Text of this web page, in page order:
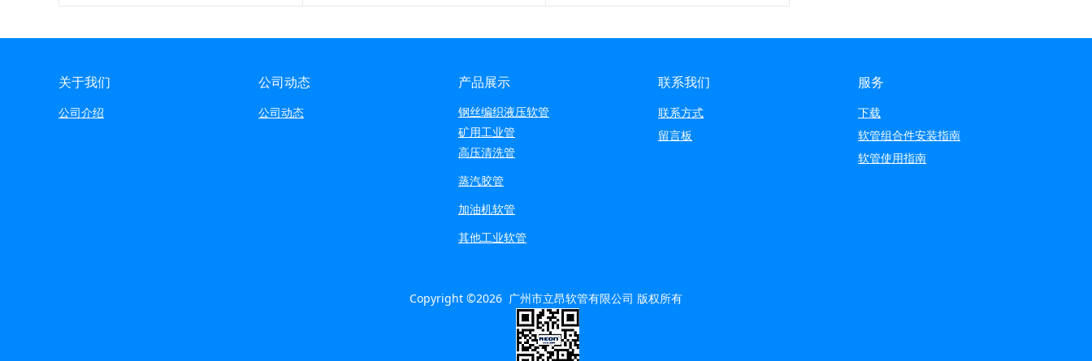
关于我们
公司介绍
公司动态
公司动态
产品展示
钢丝编织液压软管
矿用工业管
高压清洗管
蒸汽胶管
加油机软管
其他工业软管
联系我们
联系方式
留言板
服务
下载
软管组合件安装指南
软管使用指南
Copyright ©2026 广州市立昂软管有限公司 版权所有